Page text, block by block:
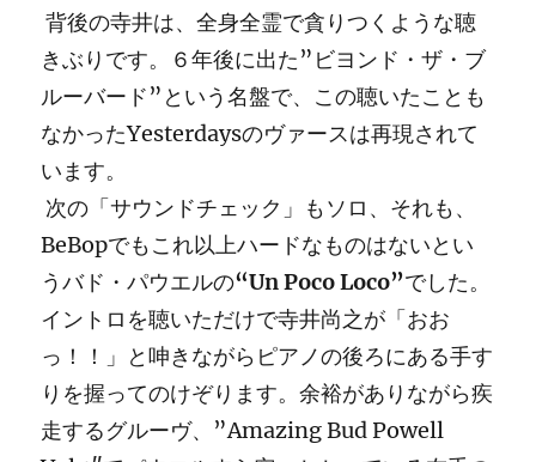
背後の寺井は、全身全霊で貪りつくような聴
きぶりです。６年後に出た”ビヨンド・ザ・ブ
ルーバード”という名盤で、この聴いたことも
なかったYesterdaysのヴァースは再現されて
います。
次の「サウンドチェック」もソロ、それも、
BeBopでもこれ以上ハードなものはないとい
うバド・パウエルの“Un Poco Loco”でした。
イントロを聴いただけで寺井尚之が「おお
っ！！」と呻きながらピアノの後ろにある手す
りを握ってのけぞります。余裕がありながら疾
走するグルーヴ、”Amazing Bud Powell